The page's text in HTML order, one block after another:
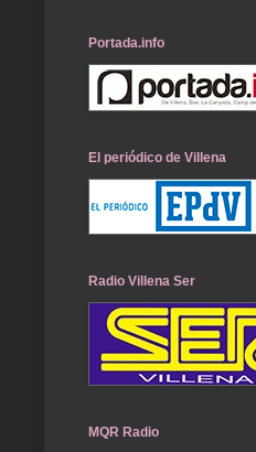
Portada.info
El periódico de Villena
Radio Villena Ser
MQR Radio